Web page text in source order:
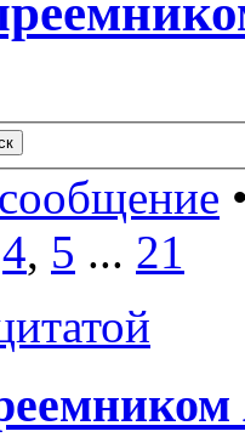
4, 5 ... 21